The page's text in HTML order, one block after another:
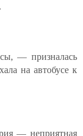
— призналась
на автобусе к
— неприятная